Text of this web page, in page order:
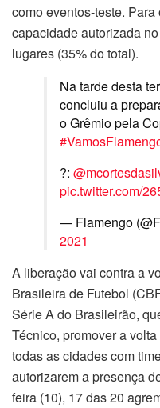
como eventos-teste.
capacidade autorizada
lugares (35% do total).
Na tarde desta
concluiu a
o Grêmio pela
?:
pic.twitter.com/
— Flamengo
2021
A liberação vai contra a
Brasileira de Futebol
Série A do Brasileirão,
Técnico, promover a
todas as cidades com
autorizarem a presença
feira (10), 17 das 20